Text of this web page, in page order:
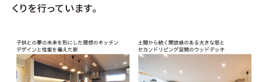
くりを行っています。